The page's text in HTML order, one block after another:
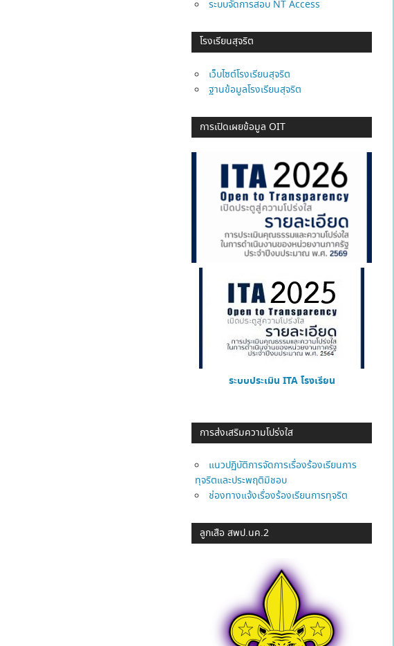
ระบบจัดการสอบ NT Access
โรงเรียนสุจริต
เว็บไซต์โรงเรียนสุจริต
ฐานข้อมูลโรงเรียนสุจริต
การเปิดเผยข้อมูล OIT
ระบบประเมิน ITA โรงเรียน
การส่งเสริมความโปร่งใส
แนวปฏิบัติการจัดการเรื่องร้องเรียนการ
ทุจริตและประพฤติมิชอบ
ช่องทางแจ้งเรื่องร้องเรียนการทุจริต
ลูกเสือ สพป.นค.2